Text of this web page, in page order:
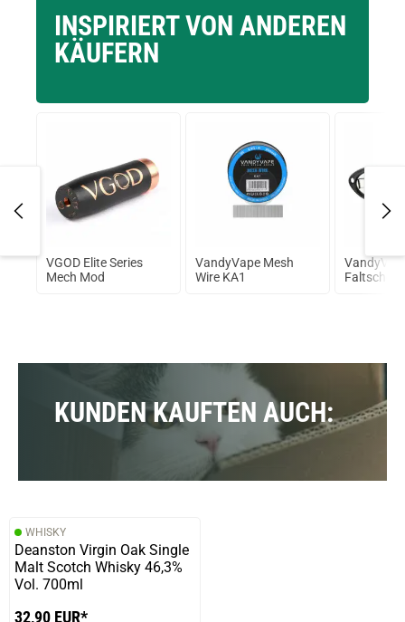
INSPIRIERT VON ANDEREN
KÄUFERN
VGOD Elite Series
Mech Mod
VandyVape Mesh
Wire KA1
Faltschere
KUNDEN KAUFTEN AUCH:
WHISKY
Deanston Virgin Oak Single
Malt Scotch Whisky 46,3%
Vol. 700ml
32,90 EUR*